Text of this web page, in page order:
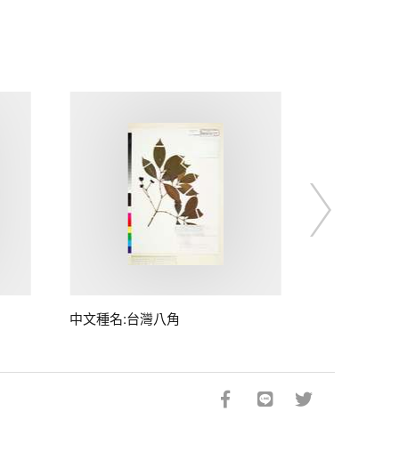
中文種名:台灣八角